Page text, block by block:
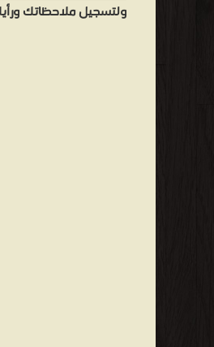
ولتسجيل ملاحظاتك